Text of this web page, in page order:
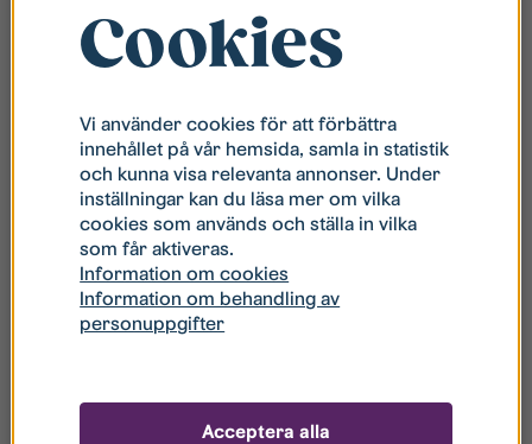
behöver även övriga vitvaror redan vara i
rostfritt utförande.
som vill diska effektivt.
Related products
Cookies
Vi använder cookies för att förbättra
innehållet på vår hemsida, samla in statistik
och kunna visa relevanta annonser. Under
inställningar kan du läsa mer om vilka
cookies som används och ställa in vilka
som får aktiveras.
Information om cookies
Information om behandling av
personuppgifter
Acceptera alla